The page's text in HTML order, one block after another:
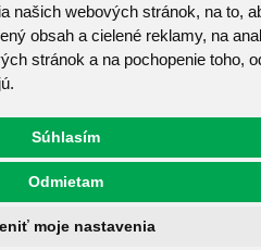
našich webových stránok, na to,
obsah a cielené reklamy, na
stránok a na pochopenie toho,
Súhlasím
Odmietam
moje nastavenia